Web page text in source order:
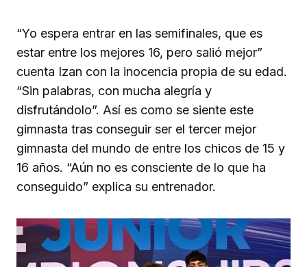
“Yo espera entrar en las semifinales, que es
estar entre los mejores 16, pero salió mejor”
cuenta Izan con la inocencia propia de su edad.
“Sin palabras, con mucha alegría y
disfrutándolo”. Así es como se siente este
gimnasta tras conseguir ser el tercer mejor
gimnasta del mundo de entre los chicos de 15 y
16 años. “Aún no es consciente de lo que ha
conseguido” explica su entrenador.